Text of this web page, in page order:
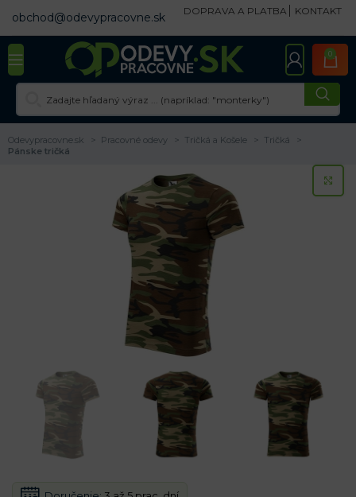
obchod@odevypracovne.sk DOPRAVA A PLATBA KONTAKT
0
Odevypracovne.sk Pracovné odevy Tričká a Košele
Tričká
Pánske tričká